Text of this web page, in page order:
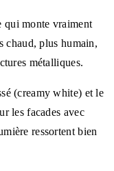
qui monte vraiment
chaud, plus humain,
métalliques.
(creamy white) et le
les facades avec
ressortent bien